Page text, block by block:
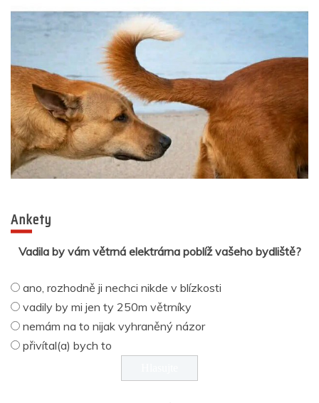
Ankety
Vadila by vám větrná elektrárna poblíž vašeho bydliště?
ano, rozhodně ji nechci nikde v blízkosti
vadily by mi jen ty 250m větrníky
nemám na to nijak vyhraněný názor
přivítal(a) bych to